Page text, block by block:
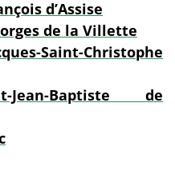
d’Assise
de la Villette
Saint-Christophe
Jean-Baptiste de